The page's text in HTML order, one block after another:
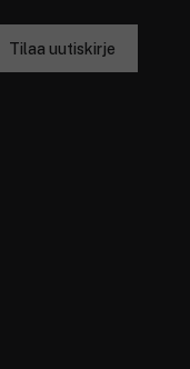
Tilaa uutiskirje